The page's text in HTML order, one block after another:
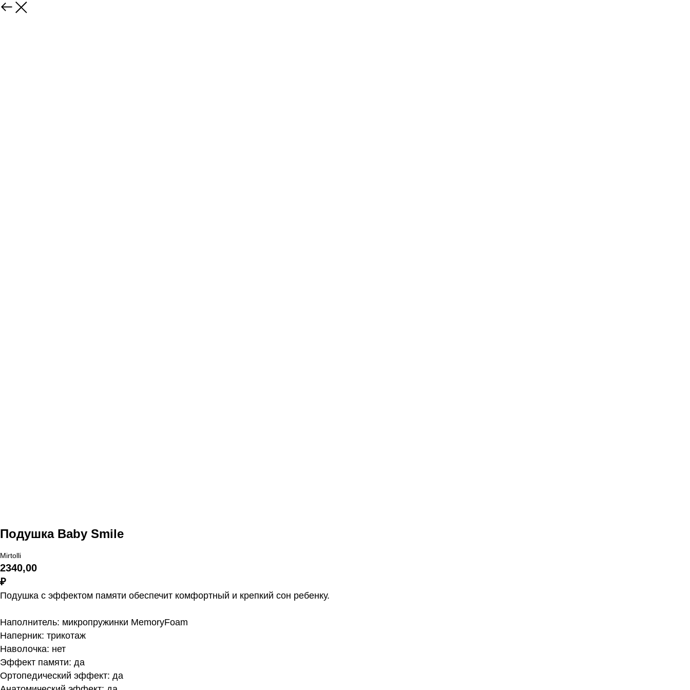
Подушка Baby Smile
Mirtolli
2340,00
₽
Подушка с эффектом памяти обеспечит комфортный и крепкий сон ребенку.
Наполнитель: микропружинки MemoryFoam
Наперник: трикотаж
Наволочка: нет
Эффект памяти: да
Ортопедический эффект: да